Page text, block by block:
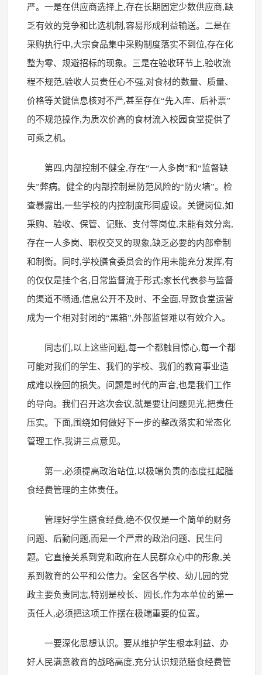
严。一是在供应商选择上,存在长期固定少数供应商,缺
乏有效的竞争和比选机制,容易形成利益输送。二是在
采购执行中,大宗食品集中采购制度落实不到位,存在化
整为零、规避招标的现象。三是在验收环节上,验收流
程不规范,验收人员责任心不强,对食材的数量、质量、
价格等关键信息核对不严,甚至存在“先入库、后补票”
的不规范操作,为质次价高的食材流入校园食堂提供了
可乘之机。
第四,内部控制不健全,存在“一人多岗”和“监督缺
失”弊病。健全的内部控制是防范风险的“防火墙”。检
查暴露出,一些学校的内控制度形同虚设。关键岗位,如
采购、验收、保管、记账、支付等岗位,未能有效分离,
存在一人多岗、职权交叉的现象,缺乏必要的内部牵制
和制衡。同时,学校膳食委员会的作用未能充分发挥,有
的仅仅是挂个名,日常监督流于形式;家长代表参与监督
的渠道不畅通,信息公开不及时、不全面,导致食堂运营
成为一个相对封闭的“黑箱”,外部监督难以有效介入。
同志们,以上这些问题,每一个都触目惊心,每一个都
可能对我们的学生、我们的学校、我们的教育事业造
成难以挽回的损失。问题是时代的声音,也是我们工作
的导向。我们召开这次会议,就是要让问题见光,把责任
压实。下面,围绕如何做好下一步的整改落实和常态化
管理工作,我讲三点意见。
第一,必须提高政治站位,以极端负责的态度扛起膳
食经费管理的主体责任。
管理好学生膳食经费,绝不仅仅是一个简单的财务
问题、后勤问题,而是一个严肃的政治问题、民生问
题。它直接关系到党和政府在人民群众心中的形象,关
系到教育的公平和公信力。全区各学校、幼儿园的党
政主要负责同志,特别是校长、园长,作为本单位的第一
责任人,必须把这项工作摆在极端重要的位置。
一要深化思想认识。要从维护学生根本利益、办
好人民满意教育的战略高度,充分认识规范膳食经费管